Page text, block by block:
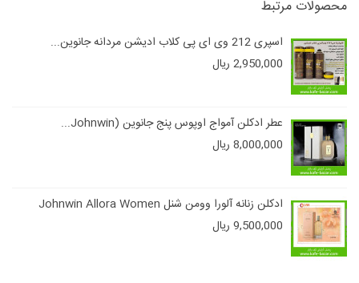
محصولات مرتبط
اسپری 212 وی ای پی کلاب ادیشن مردانه جانوین...
2,950,000 ریال
عطر ادکلن آمواج اوپوس پنج جانوین (Johnwin...
8,000,000 ریال
ادکلن زنانه آلورا وومن شنل Johnwin Allora Women
9,500,000 ریال